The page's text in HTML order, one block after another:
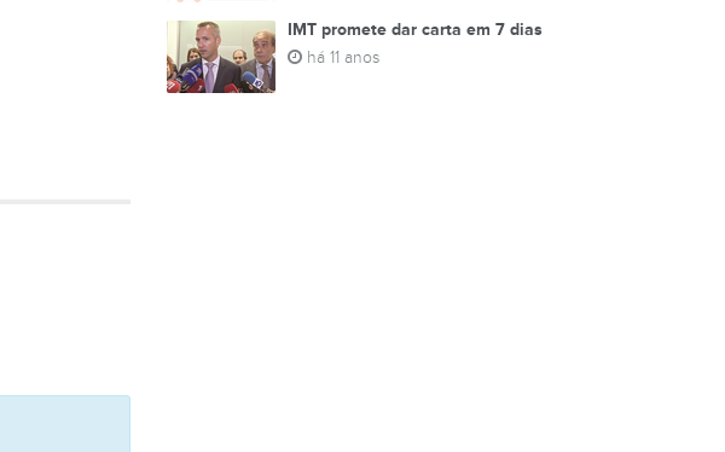
IMT promete dar carta em 7 dias
há 11 anos